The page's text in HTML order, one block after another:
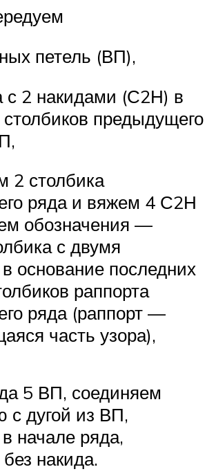
петель (ВП),
с 2 накидами (С2Н) в
предыдущего
2 столбика
ряда и вяжем 4 С2Н
обозначения —
с двумя
основание последних
раппорта
ряда (раппорт —
часть узора),
5 ВП, соединяем
с дугой из ВП,
начале ряда,
накида.